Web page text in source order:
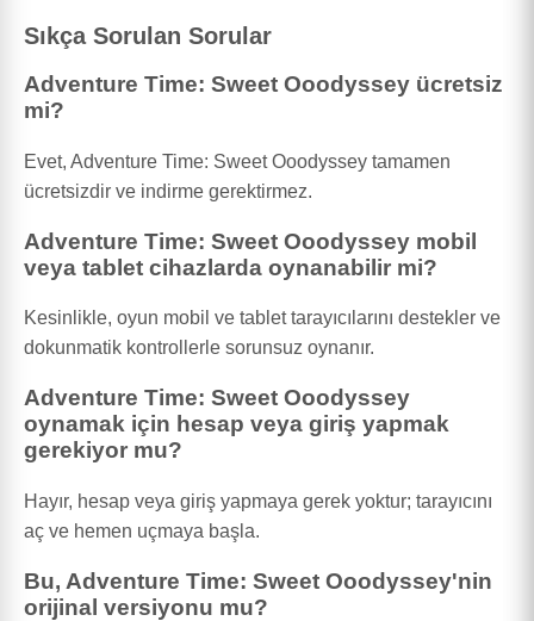
Sıkça Sorulan Sorular
Adventure Time: Sweet Ooodyssey ücretsiz
mi?
Evet, Adventure Time: Sweet Ooodyssey tamamen
ücretsizdir ve indirme gerektirmez.
Adventure Time: Sweet Ooodyssey mobil
veya tablet cihazlarda oynanabilir mi?
Kesinlikle, oyun mobil ve tablet tarayıcılarını destekler ve
dokunmatik kontrollerle sorunsuz oynanır.
Adventure Time: Sweet Ooodyssey
oynamak için hesap veya giriş yapmak
gerekiyor mu?
Hayır, hesap veya giriş yapmaya gerek yoktur; tarayıcını
aç ve hemen uçmaya başla.
Bu, Adventure Time: Sweet Ooodyssey'nin
orijinal versiyonu mu?